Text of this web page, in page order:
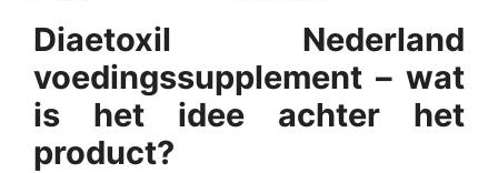
Diaetoxil Nederland
voedingssupplement – ​​wat
is het idee achter het
product?